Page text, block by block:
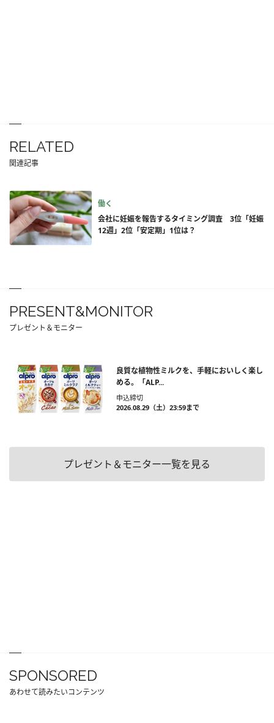
RELATED
関連記事
働く
会社に妊娠を報告するタイミング調査 3位「妊娠
12週」2位「安定期」1位は？
PRESENT&MONITOR
プレゼント＆モニター
良質な植物性ミルクを、手軽においしく楽し
める。「ALP...
申込締切
2026.08.29（土）23:59まで
プレゼント＆モニター一覧を見る
SPONSORED
あわせて読みたいコンテンツ